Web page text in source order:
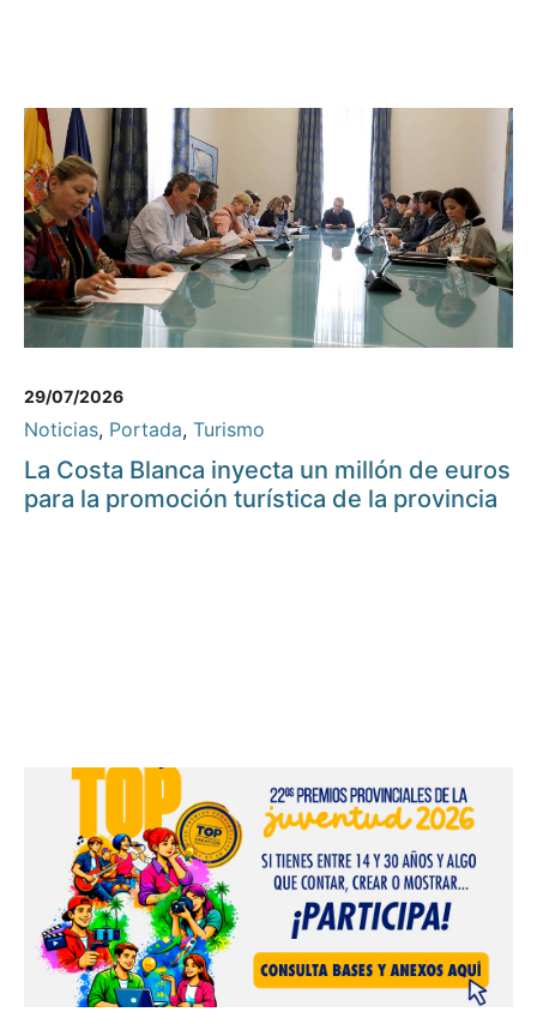
29/07/2026
Noticias, Portada, Turismo
La Costa Blanca inyecta un millón de euros
para la promoción turística de la provincia